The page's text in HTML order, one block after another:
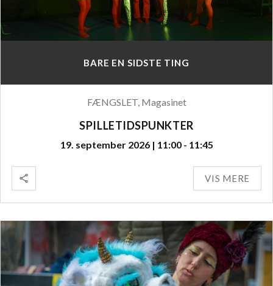
BARE EN SIDSTE TING
FÆNGSLET, Magasinet
SPILLETIDSPUNKTER
19. september 2026 | 11:00 - 11:45
VIS MERE